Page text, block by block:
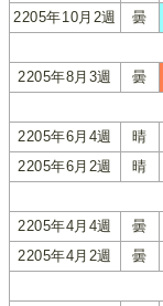
2205年10月2週
曇
2205年8月3週 曇
2205年6月4週 晴
2205年6月2週
晴
2205年4月4週 曇
2205年4月2週
曇